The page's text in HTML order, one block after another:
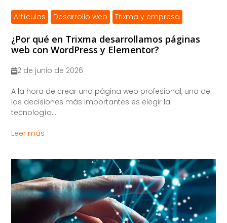
Artículos Desarrollo web Trixma y empresa
¿Por qué en Trixma desarrollamos páginas
web con WordPress y Elementor?
2 de junio de 2026
A la hora de crear una página web profesional, una de
las decisiones más importantes es elegir la
tecnología...
Leer más